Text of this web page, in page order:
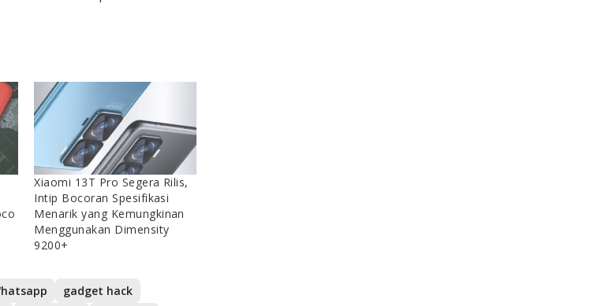
Xiaomi 13T Pro Segera Rilis,
Intip Bocoran Spesifikasi
Menarik yang Kemungkinan
Menggunakan Dimensity
9200+
gadget hack